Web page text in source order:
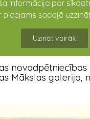
informācija par
pieejams sadaļā
Uzināt vairāk
plenēra
"Izglezno
- 09.09.2019
novadpētniecības
Mākslas galerija,